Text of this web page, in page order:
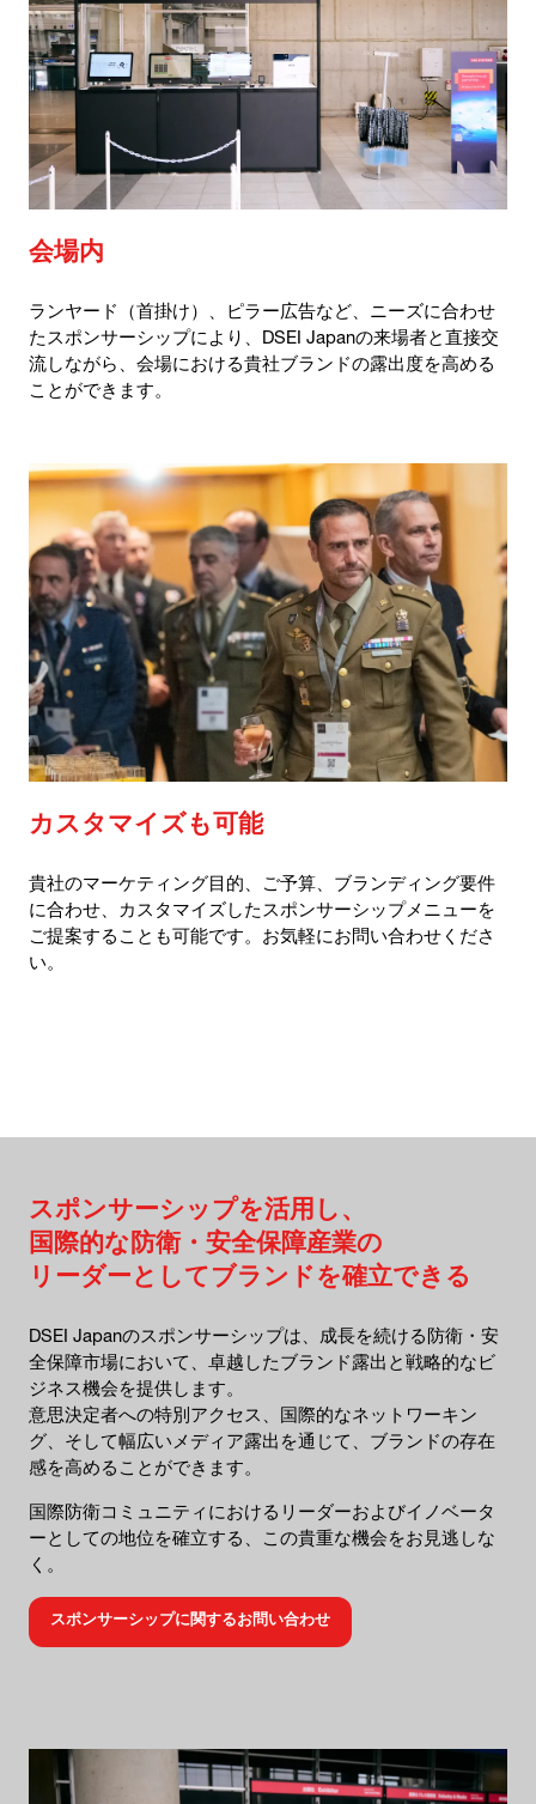
会場内
ランヤード（首掛け）、ピラー広告など、ニーズに合わせ
たスポンサーシップにより、DSEI Japanの来場者と直接交
流しながら、会場における貴社ブランドの露出度を高める
ことができます。
カスタマイズも可能
貴社のマーケティング目的、ご予算、ブランディング要件
に合わせ、カスタマイズしたスポンサーシップメニューを
ご提案することも可能です。お気軽にお問い合わせくださ
い。
スポンサーシップを活用し、
国際的な防衛・安全保障産業の
リーダーとしてブランドを確立できる
DSEI Japanのスポンサーシップは、成長を続ける防衛・安
全保障市場において、卓越したブランド露出と戦略的なビ
ジネス機会を提供します。
意思決定者への特別アクセス、国際的なネットワーキン
グ、そして幅広いメディア露出を通じて、ブランドの存在
感を高めることができます。
国際防衛コミュニティにおけるリーダーおよびイノベータ
ーとしての地位を確立する、この貴重な機会をお見逃しな
く。
スポンサーシップに関するお問い合わせ
(OPENS
IN